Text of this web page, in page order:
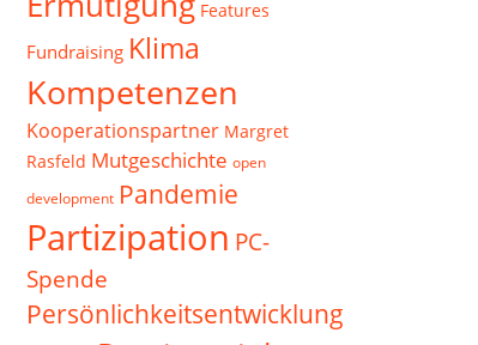
Features
Fundraising Klima
Kompetenzen
Kooperationspartner Margret
Rasfeld Mutgeschichte open
development Pandemie
Partizipation PC-
Spende
Persönlichkeitsentwicklung